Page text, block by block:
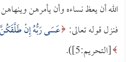
الله أن يعظ نساءه وأن يأمرهن
فنزل قوله تعالى: عَسَى رَبُّهُ إِنْ طَلَّقَكُنَّ
[التحريم:5]).